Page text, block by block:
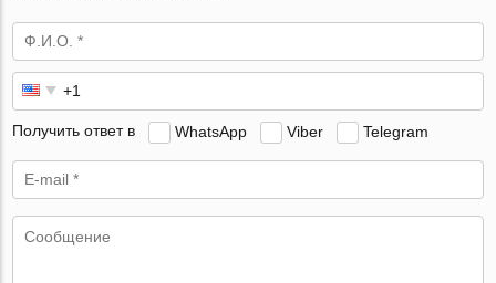
Получить ответ в WhatsApp Viber Telegram